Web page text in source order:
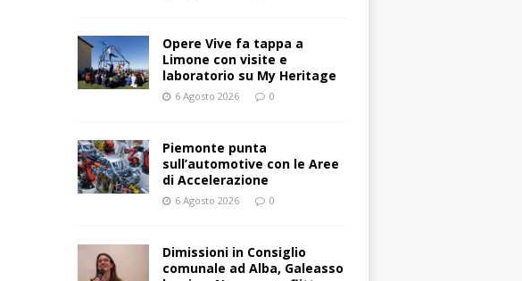
Opere Vive fa tappa a
Limone con visite e
laboratorio su My Heritage
6 Agosto 2026 0
Piemonte punta
sull’automotive con le Aree
di Accelerazione
6 Agosto 2026 0
Dimissioni in Consiglio
comunale ad Alba, Galeasso